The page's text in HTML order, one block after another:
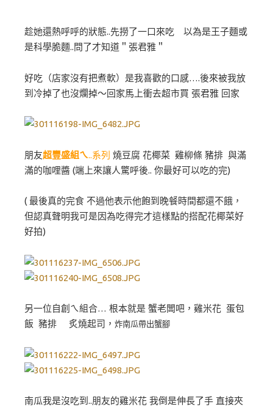
趁她還熱呼呼的狀態..先撈了一口來吃 以為是王子麵或
是科學脆麵..問了才知道＂張君雅＂
好吃（店家沒有把煮軟）是我喜歡的口感….後來被我放
到冷掉了也沒爛掉～回家馬上衝去超市買 張君雅 回家
朋友超豐盛組ㄟ..系列 燒豆腐 花椰菜 雞柳條 豬排 與滿
滿的咖哩醬 (端上來讓人驚呼後.. 你最好可以吃的完)
( 最後真的完食 不過他表示他飽到晚餐時間都還不餓，
但認真聲明我可是因為吃得完才這樣點的搭配花椰菜好
好拍)
另一位自創ㄟ組合… 根本就是 蟹老闆吧，雞米花 蛋包
飯 豬排 炙燒起司， 炸南瓜帶出蟹腳
南瓜我是沒吃到..朋友的雞米花 我倒是伸長了手 直接夾